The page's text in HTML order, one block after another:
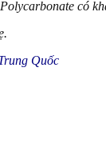
có
Quốc